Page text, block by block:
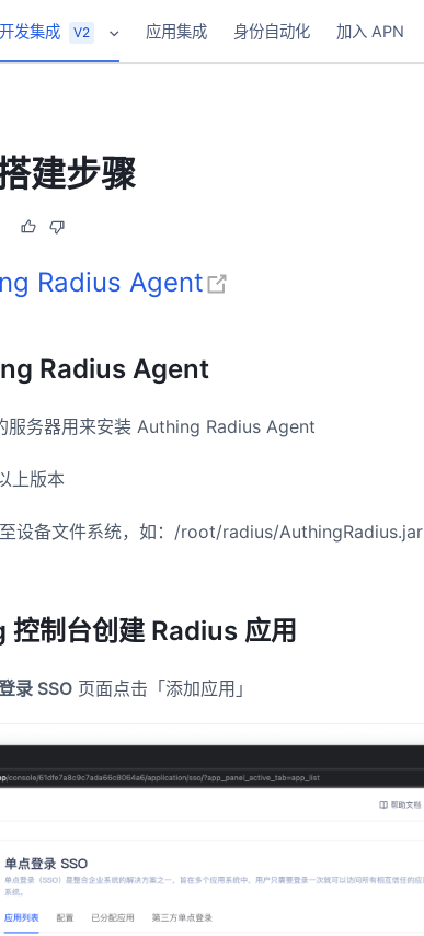
开发集成 V2 应用集成 身份自动化 加入 APN
建步骤
Radius Agent
Radius Agent
服务器用来安装 Authing Radius Agent
上版本
设备文件系统，如：/root/radius/AuthingRadius.jar
制台创建 Radius 应用
录 SSO 页面点击「添加应用」